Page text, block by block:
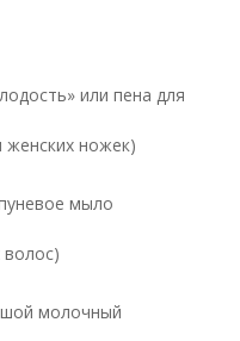
или пена для
ножек)
мыло
волос)
молочный